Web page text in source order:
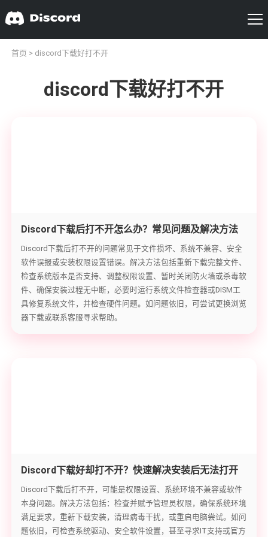
首页 > discord下载好打不开
discord下载好打不开
Discord下载后打不开怎么办？常见问题及解决方法
Discord下载后打不开的问题常见于文件损坏、系统不兼容、安全
软件误报或安装权限设置错误。解决方法包括重新下载完整文件、
检查系统版本是否支持、调整权限设置、暂时关闭防火墙或杀毒软
件、确保安装过程无中断，必要时运行系统文件检查器或DISM工
具修复系统文件，并检查硬件问题。如问题依旧，可尝试更换浏览
器下载或联系客服寻求帮助。
Discord下载好却打不开？快速解决安装后无法打开
的难题
Discord下载后打不开，可能是权限设置、系统环境不兼容或软件
本身问题。解决方法包括：检查并赋予管理员权限，确保系统环境
满足要求，重新下载安装，清理病毒干扰，或重启电脑尝试。如问
题依旧，可检查系统驱动、安全软件设置，甚至寻求IT支持或官方